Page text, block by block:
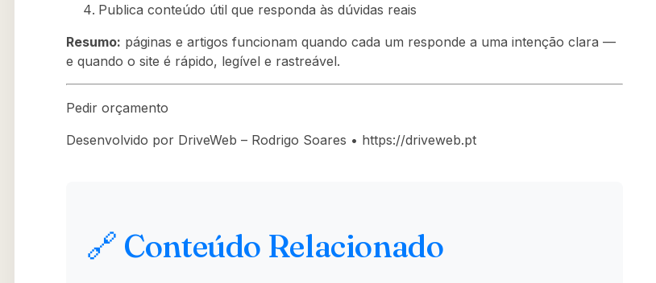
Publica conteúdo útil que responda às dúvidas reais
Resumo: páginas e artigos funcionam quando cada um responde a uma intenção clara —
e quando o site é rápido, legível e rastreável.
Pedir orçamento
Desenvolvido por DriveWeb – Rodrigo Soares • https://driveweb.pt
🔗 Conteúdo Relacionado